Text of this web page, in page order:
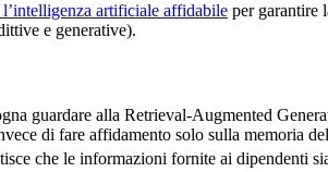
artificiale affidabile per garantire
e generative).
guardare alla Retrieval-Augmented
di fare affidamento solo sulla memoria
che le informazioni fornite ai dipendenti